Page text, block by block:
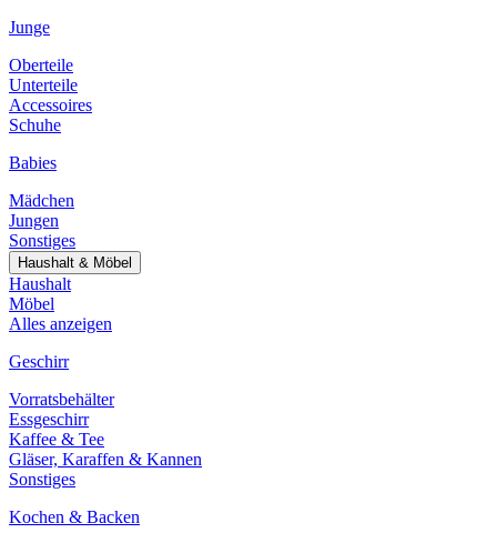
Junge
Oberteile
Unterteile
Accessoires
Schuhe
Babies
Mädchen
Jungen
Sonstiges
Haushalt & Möbel
Haushalt
Möbel
Alles anzeigen
Geschirr
Vorratsbehälter
Essgeschirr
Kaffee & Tee
Gläser, Karaffen & Kannen
Sonstiges
Kochen & Backen